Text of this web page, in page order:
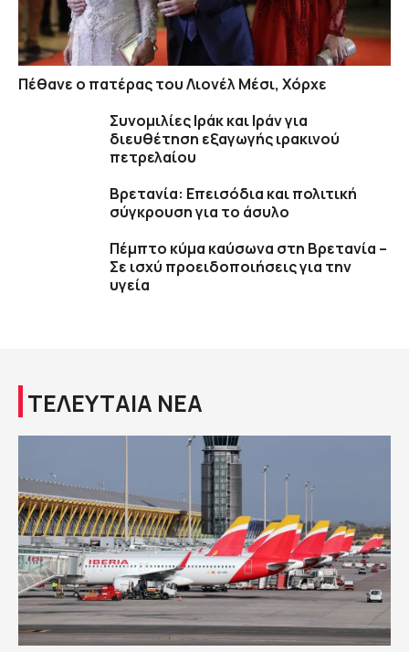
Πέθανε ο πατέρας του Λιονέλ Μέσι, Χόρχε
Συνομιλίες Ιράκ και Ιράν για
διευθέτηση εξαγωγής ιρακινού
πετρελαίου
Βρετανία: Επεισόδια και πολιτική
σύγκρουση για το άσυλο
Πέμπτο κύμα καύσωνα στη Βρετανία –
Σε ισχύ προειδοποιήσεις για την
υγεία
ΤΕΛΕΥΤΑΙΑ ΝΕΑ